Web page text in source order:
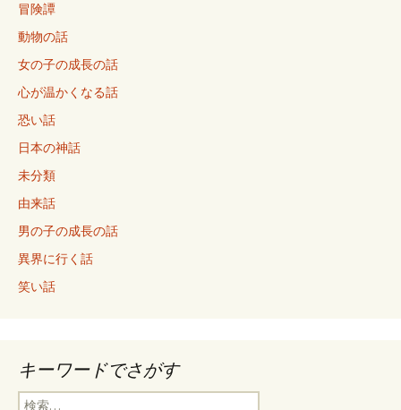
冒険譚
動物の話
女の子の成長の話
心が温かくなる話
恐い話
日本の神話
未分類
由来話
男の子の成長の話
異界に行く話
笑い話
キーワードでさがす
検